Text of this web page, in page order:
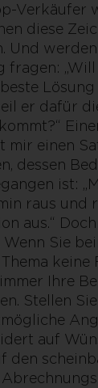
Verkäufer
diese
Und
fragen:
er dafür
mir einen
dessen
ist:
raus und
aus.“
Sie
keine
Ihre
Stellen
auf
den